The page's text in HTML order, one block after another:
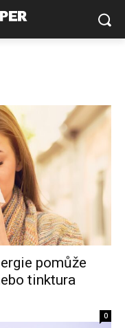
pomůže
tinktura
0